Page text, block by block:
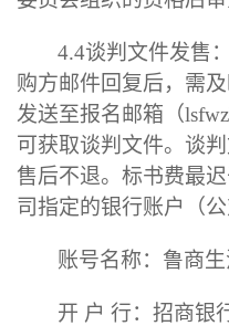
4.4谈判 文件发售
购方邮件回复后，需
发送至报名邮箱（
可获取谈判文件。 谈判
售后不退。 标书费最
司指定的银行账户
（
账号名称：鲁商
开 户 行：招商银